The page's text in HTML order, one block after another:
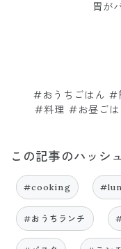
胃が
#おうちごはん #
#料理 #お昼ご
この記事のハッシ
#cooking
#おうちランチ